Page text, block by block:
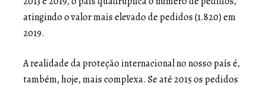
atingindo o valor mais elevado de pedidos (1.820) em
2019.
A realidade da proteção internacional no nosso país é,
também, hoje, mais complexa. Se até 2015 os pedidos